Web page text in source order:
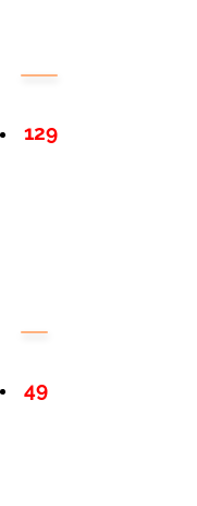
129
49